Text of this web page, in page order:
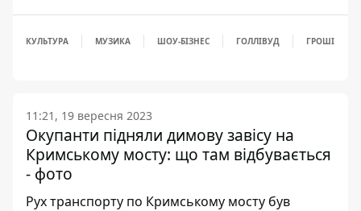
КУЛЬТУРА МУЗИКА ШОУ-БІЗНЕС ГОЛЛІВУД ГРОШІ
11:21, 19 вересня 2023
Окупанти підняли димову завісу на
Кримському мосту: що там відбувається
- фото
Рух транспорту по Кримському мосту був